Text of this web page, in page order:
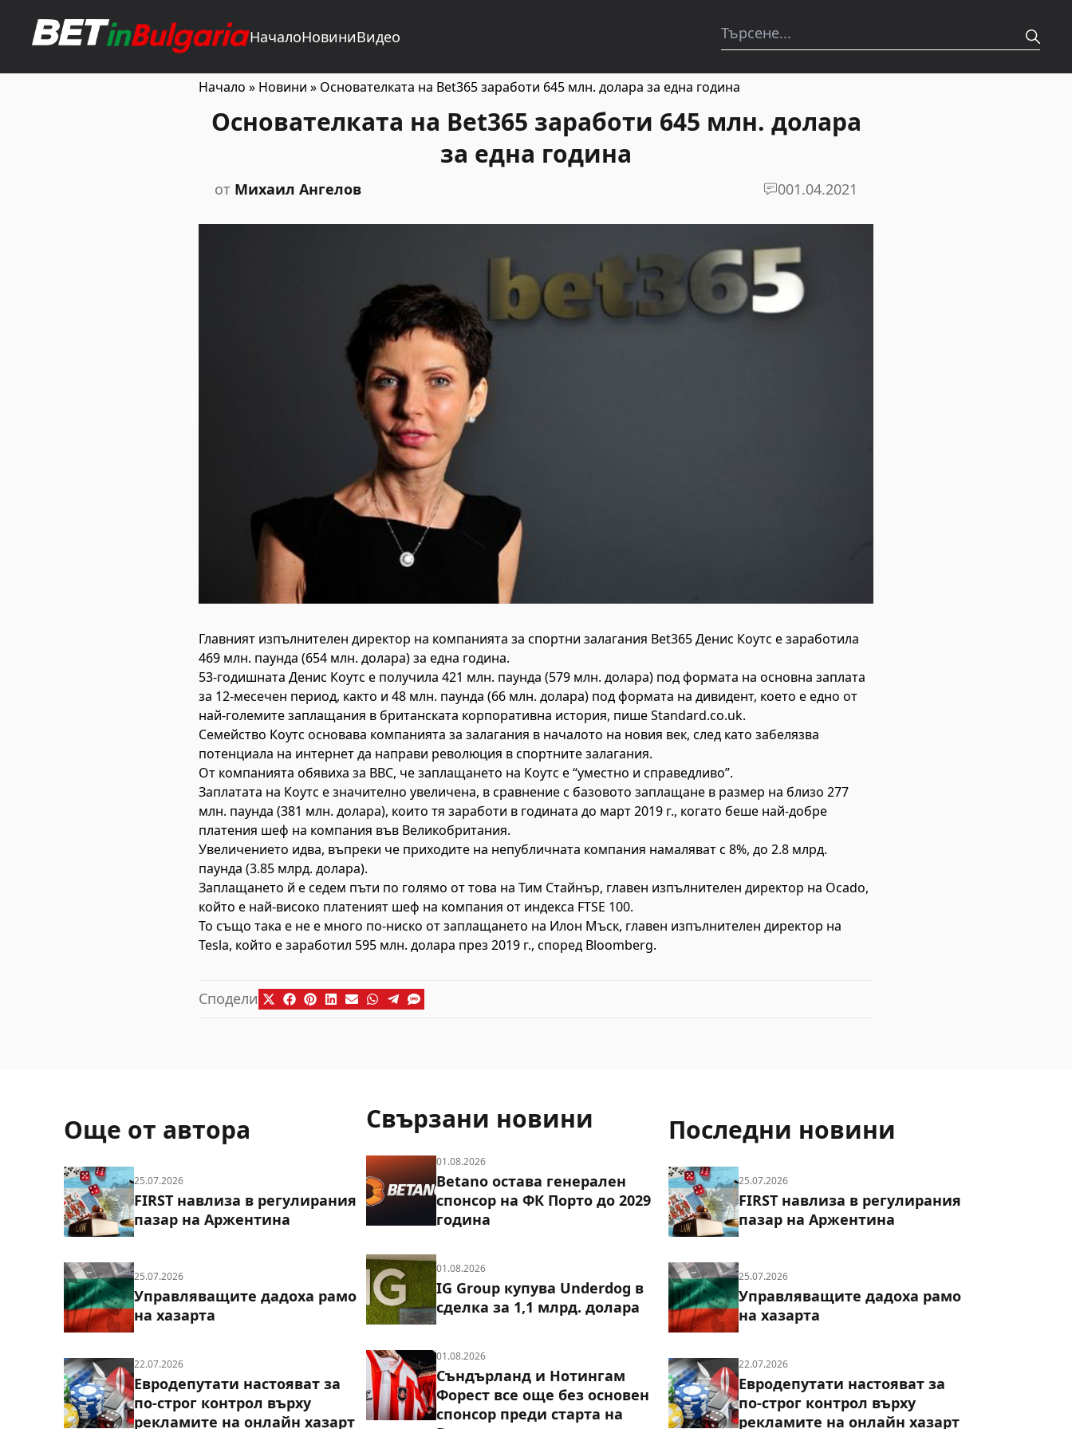
НачалоНовиниВидео
Начало » Новини » Основателката на Bet365 заработи 645 млн. долара за една година
Основателката на Bet365 заработи 645 млн. долара
за една година
от Михаил Ангелов 001.04.2021
Главният изпълнителен директор на компанията за спортни залагания Bet365 Денис Коутс е заработила
469 млн. паунда (654 млн. долара) за една година.
53-годишната Денис Коутс е получила 421 млн. паунда (579 млн. долара) под формата на основна заплата
за 12-месечен период, както и 48 млн. паунда (66 млн. долара) под формата на дивидент, което е едно от
най-големите заплащания в британската корпоративна история, пише Standard.co.uk.
Семейство Коутс основава компанията за залагания в началото на новия век, след като забелязва
потенциала на интернет да направи революция в спортните залагания.
От компанията обявиха за BBC, че заплащането на Коутс е “уместно и справедливо”.
Заплатата на Коутс е значително увеличена, в сравнение с базовото заплащане в размер на близо 277
млн. паунда (381 млн. долара), които тя заработи в годината до март 2019 г., когато беше най-добре
платения шеф на компания във Великобритания.
Увеличението идва, въпреки че приходите на непубличната компания намаляват с 8%, до 2.8 млрд.
паунда (3.85 млрд. долара).
Заплащането й е седем пъти по голямо от това на Тим Стайнър, главен изпълнителен директор на Ocado,
който е най-високо платеният шеф на компания от индекса FTSE 100.
То също така е не е много по-ниско от заплащането на Илон Мъск, главен изпълнителен директор на
Tesla, който е заработил 595 млн. долара през 2019 г., според Bloomberg.
Сподели
Още от автора
25.07.2026
FIRST навлиза в регулирания
пазар на Аржентина
25.07.2026
Управляващите дадоха рамо
на хазарта
22.07.2026
Евродепутати настояват за
по-строг контрол върху
рекламите на онлайн хазарт
Свързани новини
01.08.2026
Betano остава генерален
спонсор на ФК Порто до 2029
година
01.08.2026
IG Group купува Underdog в
сделка за 1,1 млрд. долара
01.08.2026
Съндърланд и Нотингам
Форест все още без основен
спонсор преди старта на
Последни новини
25.07.2026
FIRST навлиза в регулирания
пазар на Аржентина
25.07.2026
Управляващите дадоха рамо
на хазарта
22.07.2026
Евродепутати настояват за
по-строг контрол върху
рекламите на онлайн хазарт